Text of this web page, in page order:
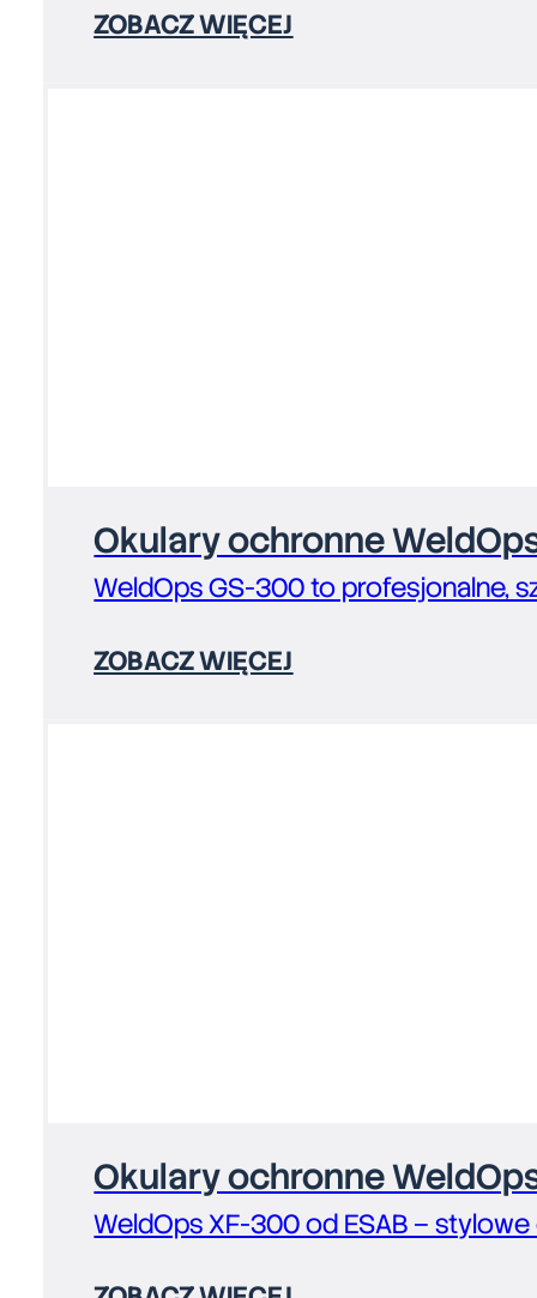
ZOBACZ WIĘCEJ
Okulary ochronne
WeldOps GS-300 to profesjonalne,
ZOBACZ WIĘCEJ
Okulary ochronne
WeldOps XF-300 od ESAB –